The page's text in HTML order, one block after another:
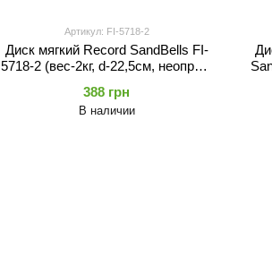
Артикул: FI-5718-2
Диск мягкий Record SandBells FI-
5718-2 (вес-2кг, d-22,5см, неопрен,
черный-розовый)
388 грн
В наличии